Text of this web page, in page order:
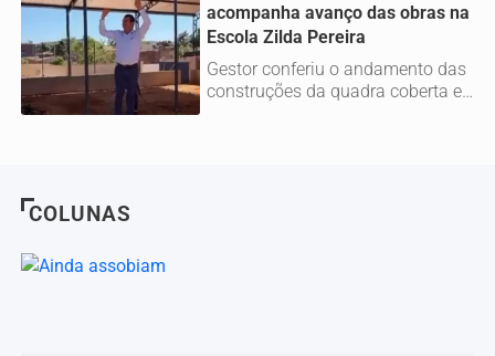
acompanha avanço das obras na
Escola Zilda Pereira
Gestor conferiu o andamento das
construções da quadra coberta e
COLUNAS